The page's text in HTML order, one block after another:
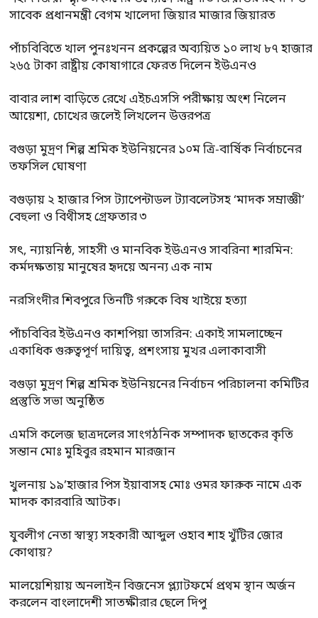
সাবেক প্রধানমন্ত্রী বেগম খালেদা জিয়ার মাজার জিয়ারত
পাঁচবিবিতে খাল পুনঃখনন প্রকল্পের অব্যয়িত ১০ লাখ ৮৭ হাজার
২৬৫ টাকা রাষ্ট্রীয় কোষাগারে ফেরত দিলেন ইউএনও
বাবার লাশ বাড়িতে রেখে এইচএসসি পরীক্ষায় অংশ নিলেন
আয়েশা, চোখের জলেই লিখলেন উত্তরপত্র
বগুড়া মুদ্রণ শিল্প শ্রমিক ইউনিয়নের ১০ম ত্রি-বার্ষিক নির্বাচনের
তফসিল ঘোষণা
বগুড়ায় ২ হাজার পিস ট্যাপেন্টাডল ট্যাবলেটসহ ‘মাদক সম্রাজ্ঞী’
বেহুলা ও বিথীসহ গ্রেফতার ৩
সৎ, ন্যায়নিষ্ঠ, সাহসী ও মানবিক ইউএনও সাবরিনা শারমিন:
কর্মদক্ষতায় মানুষের হৃদয়ে অনন্য এক নাম
নরসিংদীর শিবপুরে তিনটি গরুকে বিষ খাইয়ে হত্যা
পাঁচবিবির ইউএনও কাশপিয়া তাসরিন: একাই সামলাচ্ছেন
একাধিক গুরুত্বপূর্ণ দায়িত্ব, প্রশংসায় মুখর এলাকাবাসী
বগুড়া মুদ্রণ শিল্প শ্রমিক ইউনিয়নের নির্বাচন পরিচালনা কমিটির
প্রস্তুতি সভা অনুষ্ঠিত
এমসি কলেজ ছাত্রদলের সাংগঠনিক সম্পাদক ছাতকের কৃতি
সন্তান মোঃ মুহিবুর রহমান মারজান
খুলনায় ১৯’হাজার পিস ইয়াবাসহ মোঃ ওমর ফারুক নামে এক
মাদক কারবারি আটক।
যুবলীগ নেতা স্বাস্থ্য সহকারী আব্দুল ওহাব শাহ খুঁটির জোর
কোথায়?
মালয়েশিয়ায় অনলাইন বিজনেস প্ল্যাটফর্মে প্রথম স্থান অর্জন
করলেন বাংলাদেশী সাতক্ষীরার ছেলে দিপু